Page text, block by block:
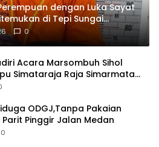
dengan Luka Sayat
di Tepi Sungai
Dibuang Ibu Kandungnya
0
Acara Marsombuh Sihol
Simataraja Raja Simarmata
Kota Siantar
ODGJ,Tanpa Pakaian
Pinggir Jalan Medan
0